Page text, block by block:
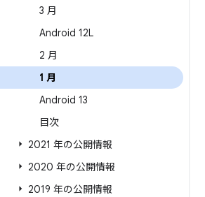
3 月
Android 12L
2 月
1 月
Android 13
目次
2021 年の公開情報
2020 年の公開情報
2019 年の公開情報